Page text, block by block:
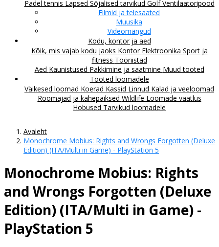
Padel tennis Lapsed Sõjalised tarvikud GolfVentilaatoripood
Filmid ja telesaated
Muusika
Videomängud
Kodu, kontor ja aed
Kõik, mis vajab kodu jaoks Kontor Elektroonika Sport ja
fitness Tööriistad
Aed Kaunistused Pakkimine ja saatmine Muud tooted
Tooted loomadele
Väikesed loomad Koerad Kassid Linnud Kalad ja veeloomad
Roomajad ja kahepaiksed Wildlife Loomade vaatlus
Hobused Tarvikud loomadele
Avaleht
Monochrome Mobius: Rights and Wrongs Forgotten (Deluxe
Edition) (ITA/Multi in Game) - PlayStation 5
Monochrome Mobius: Rights
and Wrongs Forgotten (Deluxe
Edition) (ITA/Multi in Game) -
PlayStation 5